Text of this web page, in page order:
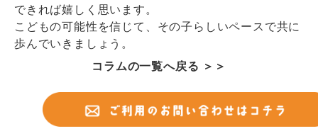
できれば嬉しく思います。
こどもの可能性を信じて、その子らしいペースで共に
歩んでいきましょう。
コラムの一覧へ戻る ＞＞